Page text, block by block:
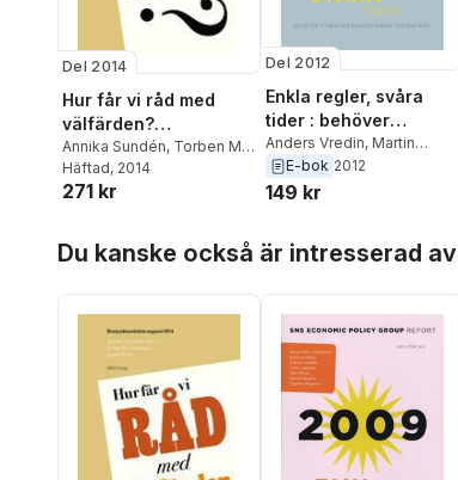
Del 2014
Hur får vi råd med
välfärden?
Konjunkturrådets
rapport 2014
Annika Sundén, Torben M.
Andersen,Jesper Roine
Häftad, 2014
271 kr
Del 2012
Enkla regler, svåra
tider : behöver
stabiliseringspolitiken
förändras?
Anders Vredin, Martin
Flodén,Anna Larsson
Morten Ravn
E-bok 2012
149 kr
Du kanske också är intresserad av